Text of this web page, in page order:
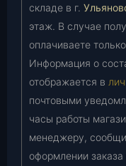
складе в г.
этаж. В случае
оплачиваете
Информация о
отображается в
почтовыми
часы работы
менеджеру,
оформлении